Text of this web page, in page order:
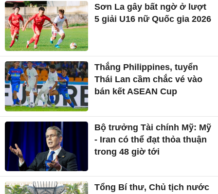
Sơn La gây bất ngờ ở lượt
5 giải U16 nữ Quốc gia 2026
Thắng Philippines, tuyển
Thái Lan cầm chắc vé vào
bán kết ASEAN Cup
Bộ trưởng Tài chính Mỹ: Mỹ
- Iran có thể đạt thỏa thuận
trong 48 giờ tới
Tổng Bí thư, Chủ tịch nước